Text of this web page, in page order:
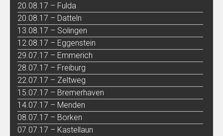
20.08.17 – Fulda
20.08.17 – Datteln
13.08.17 – Solingen
12.08.17 – Eggenstein
29.07.17 – Emmerich
28.07.17 – Freiburg
22.07.17 – Zeltweg
15.07.17 – Bremerhaven
14.07.17 – Menden
08.07.17 – Borken
07.07.17 – Kastellaun